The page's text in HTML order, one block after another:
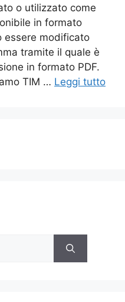
o utilizzato come
in formato
essere modificato
tramite il quale è
in formato PDF.
TIM … Leggi tutto